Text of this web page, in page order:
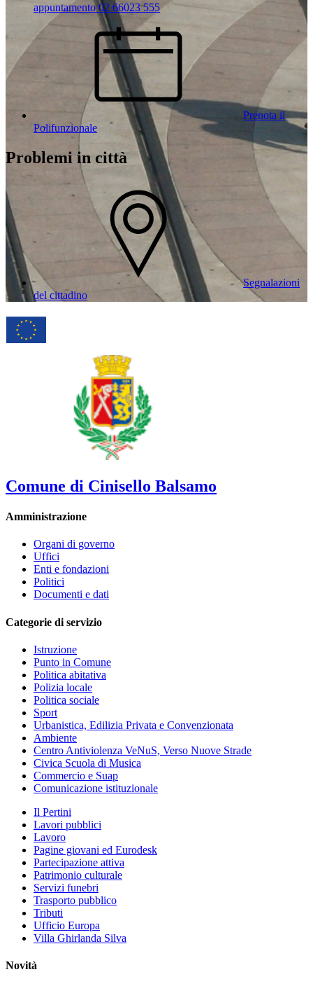
appuntamento 02 66023 555
Prenota il
Polifunzionale
Problemi in città
Segnalazioni
del cittadino
Comune di Cinisello Balsamo
Amministrazione
Organi di governo
Uffici
Enti e fondazioni
Politici
Documenti e dati
Categorie di servizio
Istruzione
Punto in Comune
Politica abitativa
Polizia locale
Politica sociale
Sport
Urbanistica, Edilizia Privata e Convenzionata
Ambiente
Centro Antiviolenza VeNuS, Verso Nuove Strade
Civica Scuola di Musica
Commercio e Suap
Comunicazione istituzionale
Il Pertini
Lavori pubblici
Lavoro
Pagine giovani ed Eurodesk
Partecipazione attiva
Patrimonio culturale
Servizi funebri
Trasporto pubblico
Tributi
Ufficio Europa
Villa Ghirlanda Silva
Novità